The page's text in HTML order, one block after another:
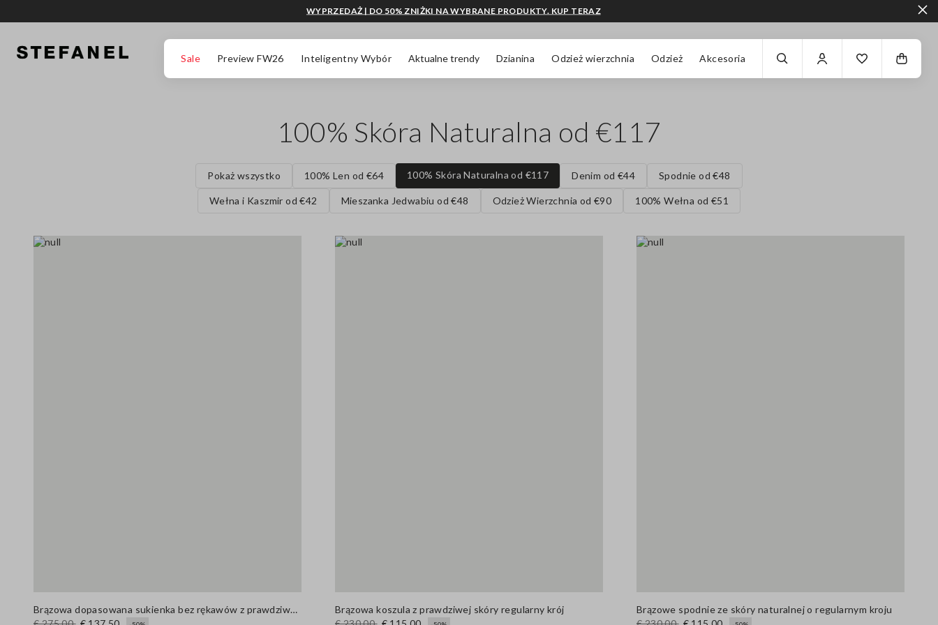
Sale Preview FW26 Inteligentny Wybór Aktualne trendy Dzianina Odzież wierzchnia Odzież Akcesoria
WYPRZEDAŻ | DO 50% ZNIŻKI NA WYBRANE PRODUKTY. KUP TERAZ
100% Skóra Naturalna od €117
Pokaż wszystko 100% Len od €64 100% Skóra Naturalna od €117 Denim od €44 Spodnie od €48
Wełna i Kaszmir od €42 Mieszanka Jedwabiu od €48 Odzież Wierzchnia od €90 100% Wełna od €51
Brązowa dopasowana sukienka bez rękawów z prawdziwej skóry z dekoltem w kształcie litery V
Brązowa koszula z prawdziwej skóry regularny krój
Brązowe spodnie ze skóry naturalnej o regularnym kroju